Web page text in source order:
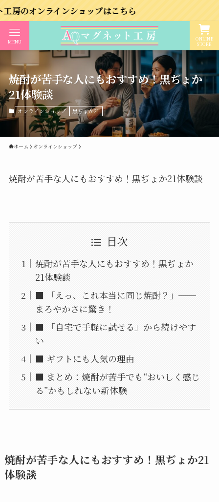
ンショップはこちら
ONLINE
STORE
MENU
焼酎が苦手な人にもおすすめ！黒ぢょか
21体験談
オンラインショップ 黒ぢょか21
ホーム オンラインショップ
焼酎が苦手な人にもおすすめ！黒ぢょか21体験談
目次
焼酎が苦手な人にもおすすめ！黒ぢょか
21体験談
■ 「えっ、これ本当に同じ焼酎？」──
まろやかさに驚き！
■ 「自宅で手軽に試せる」から続けやす
い
■ ギフトにも人気の理由
■ まとめ：焼酎が苦手でも“おいしく感じ
る”かもしれない新体験
焼酎が苦手な人にもおすすめ！黒ぢょか21
体験談